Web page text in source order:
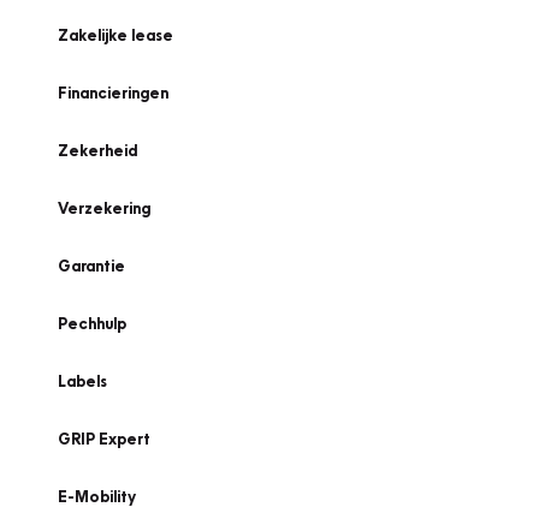
Zakelijke lease
Financieringen
Zekerheid
Verzekering
Garantie
Pechhulp
Labels
GRIP Expert
E-Mobility